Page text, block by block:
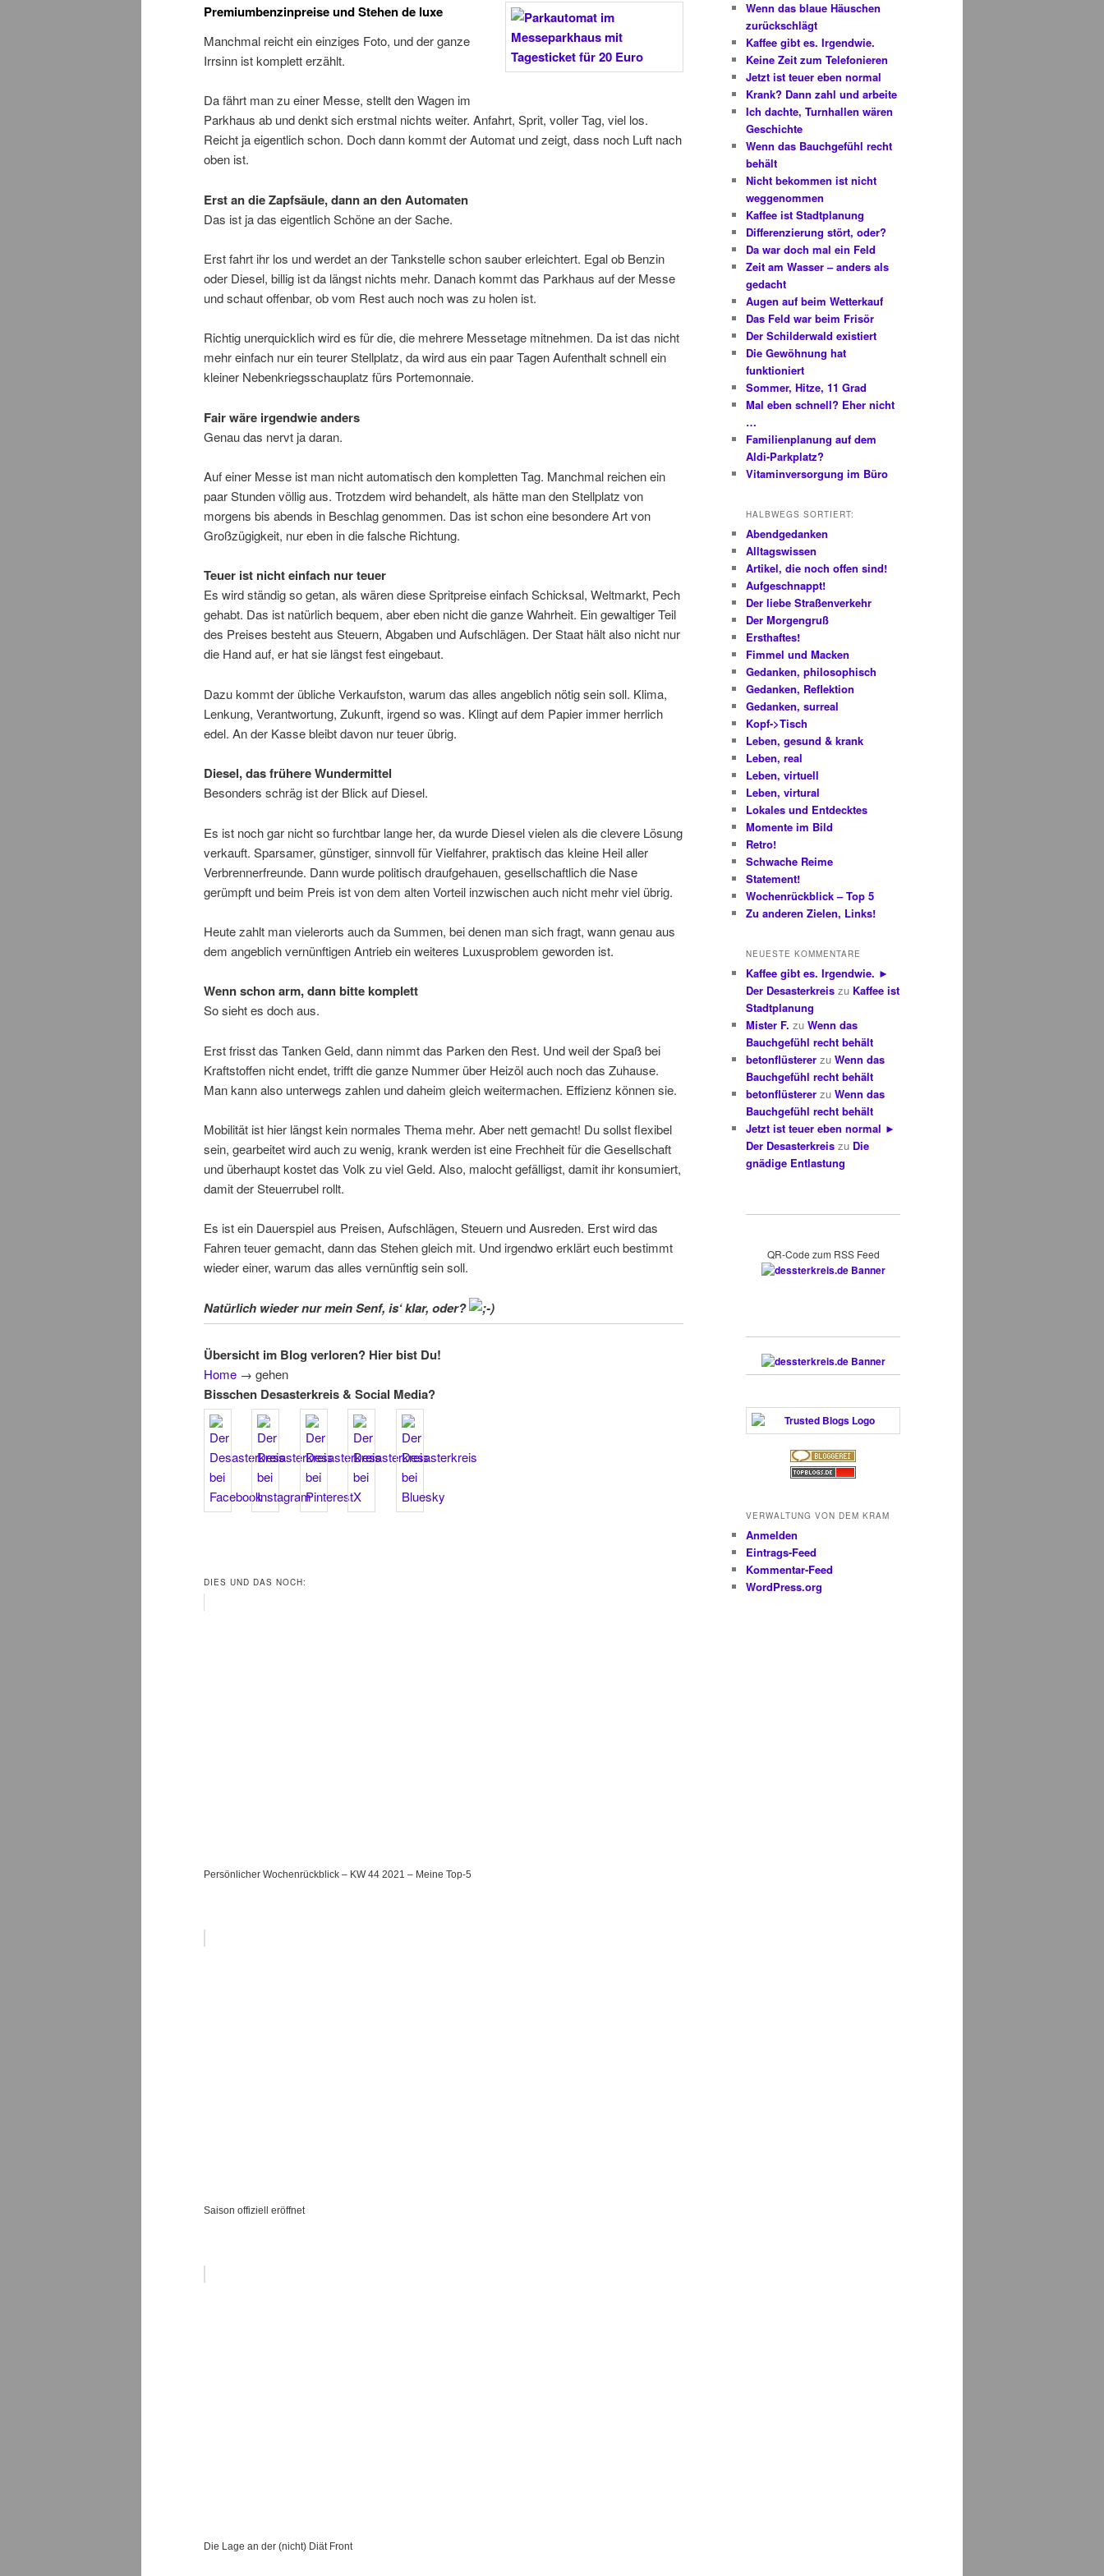
Premiumbenzinpreise und Stehen de luxe
Manchmal reicht ein einziges Foto, und der ganze
Irrsinn ist komplett erzählt.
Da fährt man zu einer Messe, stellt den Wagen im
Parkhaus ab und denkt sich erstmal nichts weiter. Anfahrt, Sprit, voller Tag, viel los.
Reicht ja eigentlich schon. Doch dann kommt der Automat und zeigt, dass noch Luft nach
oben ist.
Erst an die Zapfsäule, dann an den Automaten
Das ist ja das eigentlich Schöne an der Sache.
Erst fahrt ihr los und werdet an der Tankstelle schon sauber erleichtert. Egal ob Benzin
oder Diesel, billig ist da längst nichts mehr. Danach kommt das Parkhaus auf der Messe
und schaut offenbar, ob vom Rest auch noch was zu holen ist.
Richtig unerquicklich wird es für die, die mehrere Messetage mitnehmen. Da ist das nicht
mehr einfach nur ein teurer Stellplatz, da wird aus ein paar Tagen Aufenthalt schnell ein
kleiner Nebenkriegsschauplatz fürs Portemonnaie.
Fair wäre irgendwie anders
Genau das nervt ja daran.
Auf einer Messe ist man nicht automatisch den kompletten Tag. Manchmal reichen ein
paar Stunden völlig aus. Trotzdem wird behandelt, als hätte man den Stellplatz von
morgens bis abends in Beschlag genommen. Das ist schon eine besondere Art von
Großzügigkeit, nur eben in die falsche Richtung.
Teuer ist nicht einfach nur teuer
Es wird ständig so getan, als wären diese Spritpreise einfach Schicksal, Weltmarkt, Pech
gehabt. Das ist natürlich bequem, aber eben nicht die ganze Wahrheit. Ein gewaltiger Teil
des Preises besteht aus Steuern, Abgaben und Aufschlägen. Der Staat hält also nicht nur
die Hand auf, er hat sie längst fest eingebaut.
Dazu kommt der übliche Verkaufston, warum das alles angeblich nötig sein soll. Klima,
Lenkung, Verantwortung, Zukunft, irgend so was. Klingt auf dem Papier immer herrlich
edel. An der Kasse bleibt davon nur teuer übrig.
Diesel, das frühere Wundermittel
Besonders schräg ist der Blick auf Diesel.
Es ist noch gar nicht so furchtbar lange her, da wurde Diesel vielen als die clevere Lösung
verkauft. Sparsamer, günstiger, sinnvoll für Vielfahrer, praktisch das kleine Heil aller
Verbrennerfreunde. Dann wurde politisch draufgehauen, gesellschaftlich die Nase
gerümpft und beim Preis ist von dem alten Vorteil inzwischen auch nicht mehr viel übrig.
Heute zahlt man vielerorts auch da Summen, bei denen man sich fragt, wann genau aus
dem angeblich vernünftigen Antrieb ein weiteres Luxusproblem geworden ist.
Wenn schon arm, dann bitte komplett
So sieht es doch aus.
Erst frisst das Tanken Geld, dann nimmt das Parken den Rest. Und weil der Spaß bei
Kraftstoffen nicht endet, trifft die ganze Nummer über Heizöl auch noch das Zuhause.
Man kann also unterwegs zahlen und daheim gleich weitermachen. Effizienz können sie.
Mobilität ist hier längst kein normales Thema mehr. Aber nett gemacht! Du sollst flexibel
sein, gearbeitet wird auch zu wenig, krank werden ist eine Frechheit für die Gesellschaft
und überhaupt kostet das Volk zu viel Geld. Also, malocht gefälligst, damit ihr konsumiert,
damit der Steuerrubel rollt.
Es ist ein Dauerspiel aus Preisen, Aufschlägen, Steuern und Ausreden. Erst wird das
Fahren teuer gemacht, dann das Stehen gleich mit. Und irgendwo erklärt euch bestimmt
wieder einer, warum das alles vernünftig sein soll.
Natürlich wieder nur mein Senf, is‘ klar, oder?
Übersicht im Blog verloren? Hier bist Du!
Home → gehen
Bisschen Desasterkreis & Social Media?
DIES UND DAS NOCH:
Persönlicher Wochenrückblick – KW 44 2021 – Meine Top-5
Saison offiziell eröffnet
Die Lage an der (nicht) Diät Front
Wenn das blaue Häuschen
zurückschlägt
Kaffee gibt es. Irgendwie.
Keine Zeit zum Telefonieren
Jetzt ist teuer eben normal
Krank? Dann zahl und arbeite
Ich dachte, Turnhallen wären
Geschichte
Wenn das Bauchgefühl recht
behält
Nicht bekommen ist nicht
weggenommen
Kaffee ist Stadtplanung
Differenzierung stört, oder?
Da war doch mal ein Feld
Zeit am Wasser – anders als
gedacht
Augen auf beim Wetterkauf
Das Feld war beim Frisör
Der Schilderwald existiert
Die Gewöhnung hat
funktioniert
Sommer, Hitze, 11 Grad
Mal eben schnell? Eher nicht
…
Familienplanung auf dem
Aldi-Parkplatz?
Vitaminversorgung im Büro
HALBWEGS SORTIERT:
Abendgedanken
Alltagswissen
Artikel, die noch offen sind!
Aufgeschnappt!
Der liebe Straßenverkehr
Der Morgengruß
Ersthaftes!
Fimmel und Macken
Gedanken, philosophisch
Gedanken, Reflektion
Gedanken, surreal
Kopf->Tisch
Leben, gesund & krank
Leben, real
Leben, virtuell
Leben, virtural
Lokales und Entdecktes
Momente im Bild
Retro!
Schwache Reime
Statement!
Wochenrückblick – Top 5
Zu anderen Zielen, Links!
NEUESTE KOMMENTARE
Kaffee gibt es. Irgendwie. ►
Der Desasterkreis zu Kaffee ist
Stadtplanung
Mister F. zu Wenn das
Bauchgefühl recht behält
betonflüsterer zu Wenn das
Bauchgefühl recht behält
betonflüsterer zu Wenn das
Bauchgefühl recht behält
Jetzt ist teuer eben normal ►
Der Desasterkreis zu Die
gnädige Entlastung
QR-Code zum RSS Feed
VERWALTUNG VON DEM KRAM
Anmelden
Eintrags-Feed
Kommentar-Feed
WordPress.org